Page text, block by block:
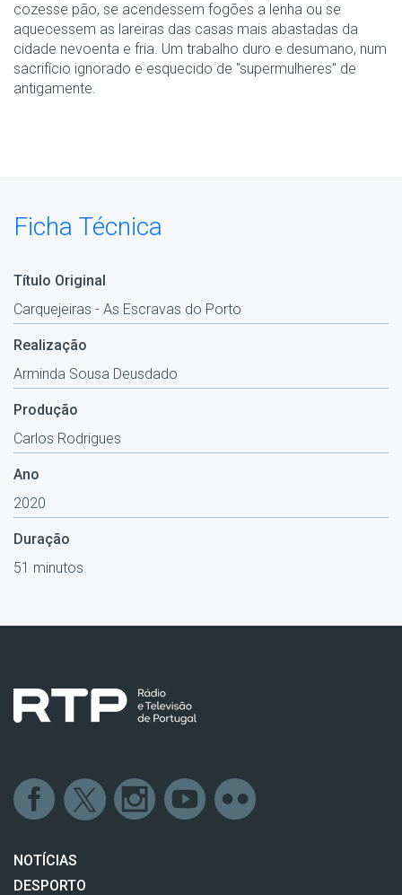
cozesse pão, se acendessem fogões a lenha ou se
aquecessem as lareiras das casas mais abastadas da
cidade nevoenta e fria. Um trabalho duro e desumano, num
sacrifício ignorado e esquecido de "supermulheres" de
antigamente.
Ficha Técnica
Título Original
Carquejeiras - As Escravas do Porto
Realização
Arminda Sousa Deusdado
Produção
Carlos Rodrigues
Ano
2020
Duração
51 minutos
NOTÍCIAS
DESPORTO